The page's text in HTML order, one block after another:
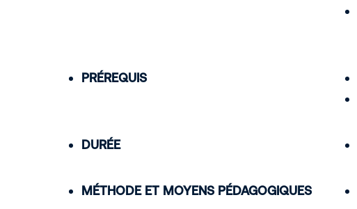
PRÉREQUIS
DURÉE
MÉTHODE ET MOYENS PÉDAGOGIQUES